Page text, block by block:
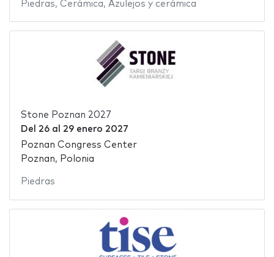
Piedras, Cerámica, Azulejos y cerámica
Stone Poznan 2027
Del 26al 29 enero 2027
Poznan Congress Center
Poznan, Polonia
Piedras